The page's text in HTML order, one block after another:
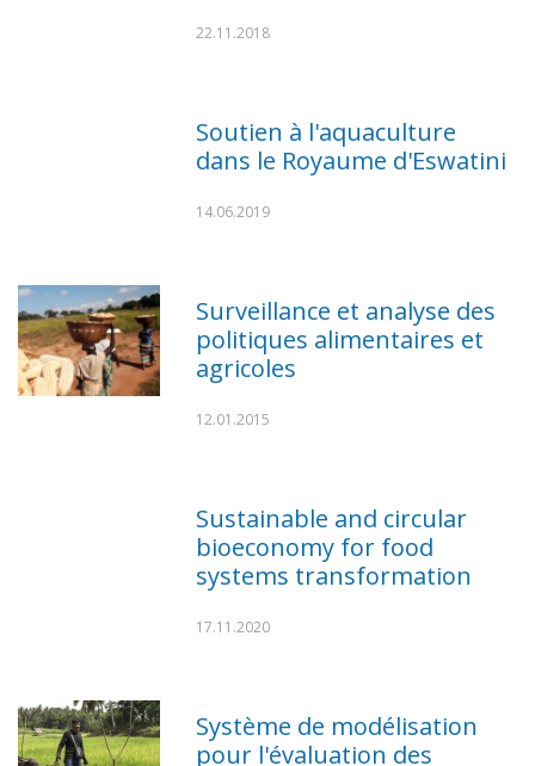
22.11.2018
Soutien à l'aquaculture
dans le Royaume d'Eswatini
14.06.2019
Surveillance et analyse des
politiques alimentaires et
agricoles
12.01.2015
Sustainable and circular
bioeconomy for food
systems transformation
17.11.2020
Système de modélisation
pour l'évaluation des